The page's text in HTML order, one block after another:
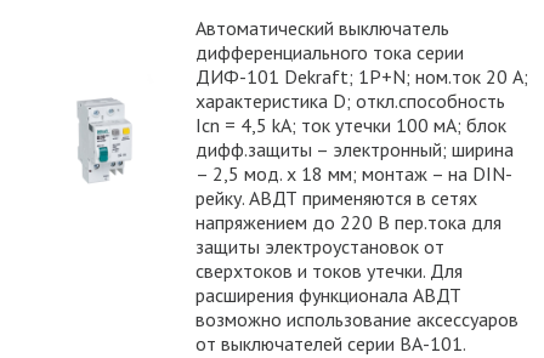
Автоматический выключатель
дифференциального тока серии
ДИФ-101 Dekraft; 1P+N; ном.ток 20 А;
характеристика D; откл.способность
Icn = 4,5 kA; ток утечки 100 мА; блок
дифф.защиты – электронный; ширина
– 2,5 мод. х 18 мм; монтаж – на DIN-
рейку. АВДТ применяются в сетях
напряжением до 220 В пер.тока для
защиты электроустановок от
сверхтоков и токов утечки. Для
расширения функционала АВДТ
возможно использование аксессуаров
от выключателей серии ВА-101.